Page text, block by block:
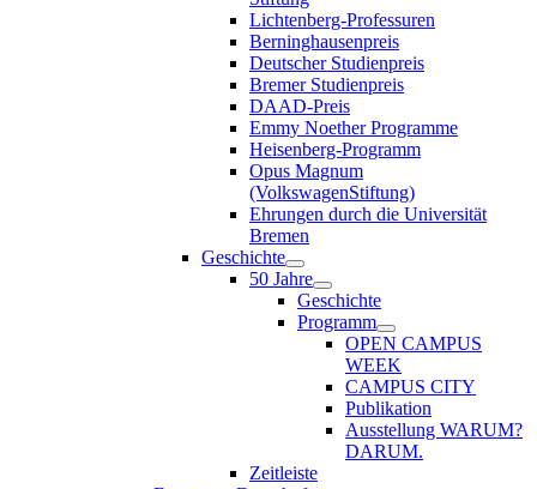
Lichtenberg-Professuren
Berninghausenpreis
Deutscher Studienpreis
Bremer Studienpreis
DAAD-Preis
Emmy Noether Programme
Heisenberg-Programm
Opus Magnum
(VolkswagenStiftung)
Ehrungen durch die Universität
Bremen
Geschichte
50 Jahre
Geschichte
Programm
OPEN CAMPUS
WEEK
CAMPUS CITY
Publikation
Ausstellung WARUM?
DARUM.
Zeitleiste